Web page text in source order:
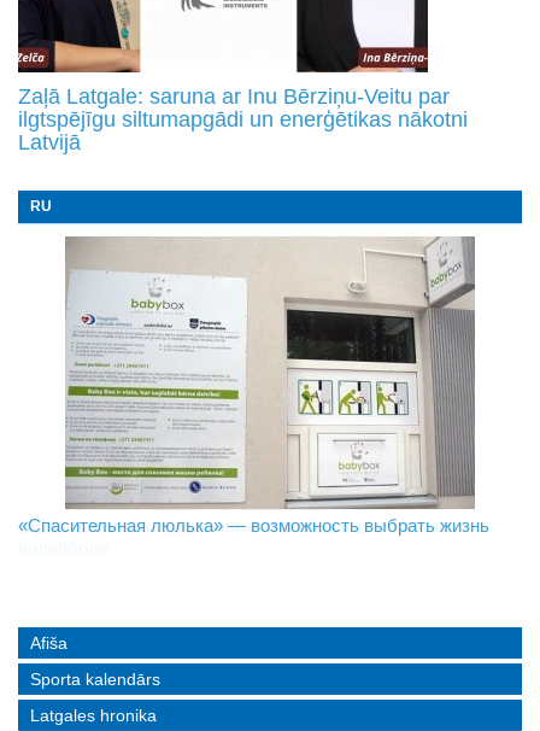
Zaļā Latgale: saruna ar Inu Bērziņu-Veitu par
ilgtspējīgu siltumapgādi un enerģētikas nākotni
Latvijā
RU
В Даугавпилсе определили сильнейших в пляжном
«Спасительная люлька» — возможность выбрать жизнь
Новое поколение пограничников: Даугавпилсское
Afiša
Sporta kalendārs
Latgales hronika